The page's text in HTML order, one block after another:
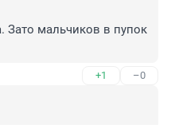
Зато мальчиков в пупок
+1 –0